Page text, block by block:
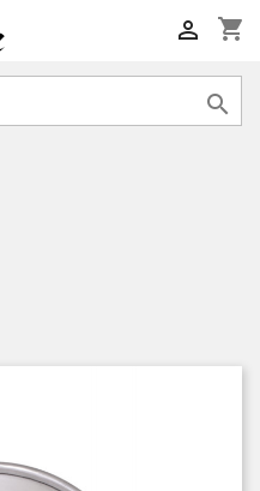
shopping_cart

